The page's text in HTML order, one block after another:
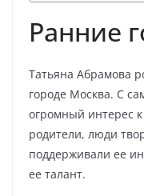
Ранние
Татьяна Абрамова
городе Москва. С
огромный интерес к
родители, люди
поддерживали ее
ее талант.